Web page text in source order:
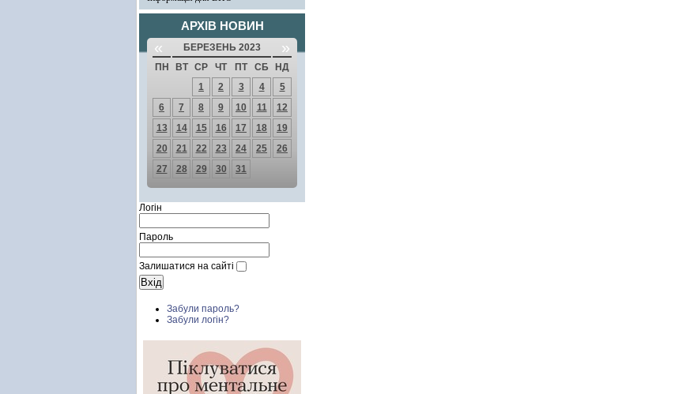
АРХІВ НОВИН
« БЕРЕЗЕНЬ 2023 »
ПН ВТ СР ЧТ ПТ СБ
НД
1
2 3 4
5
6
7 8 9 10 11
12
13
14 15 16 17 18
19
20
21 22 23 24 25
26
27
28 29 30 31
Логін
Пароль
Залишатися на сайті
Забули пароль?
Забули логін?